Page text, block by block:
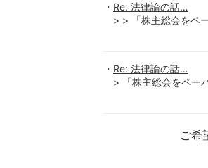
Re: 法律論の話…
> > 「株主総会をペ
Re: 法律論の話…
> 「株主総会をペー
ご希